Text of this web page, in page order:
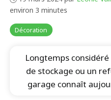
Décoration
environ 3 minutes
Longtemps
de stockage ou un
garage connaît